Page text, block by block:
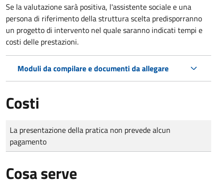
Se la valutazione sarà positiva, l'assistente sociale e una
persona di riferimento della struttura scelta predisporranno
un progetto di intervento nel quale saranno indicati tempi e
costi delle prestazioni.
Moduli da compilare e documenti da allegare
Costi
Tipo di pagamento
Importo
La presentazione della pratica non prevede alcun
pagamento
Cosa serve